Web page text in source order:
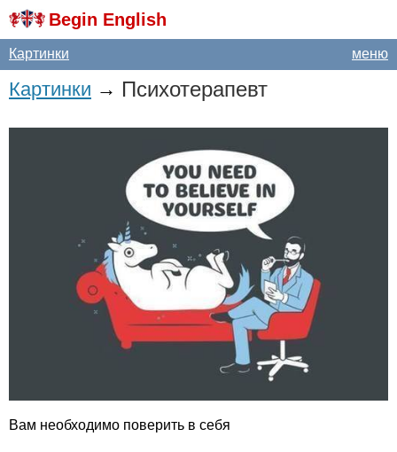
Begin English
меню
Картинки
Картинки → Психотерапевт
Вам необходимо поверить в себя